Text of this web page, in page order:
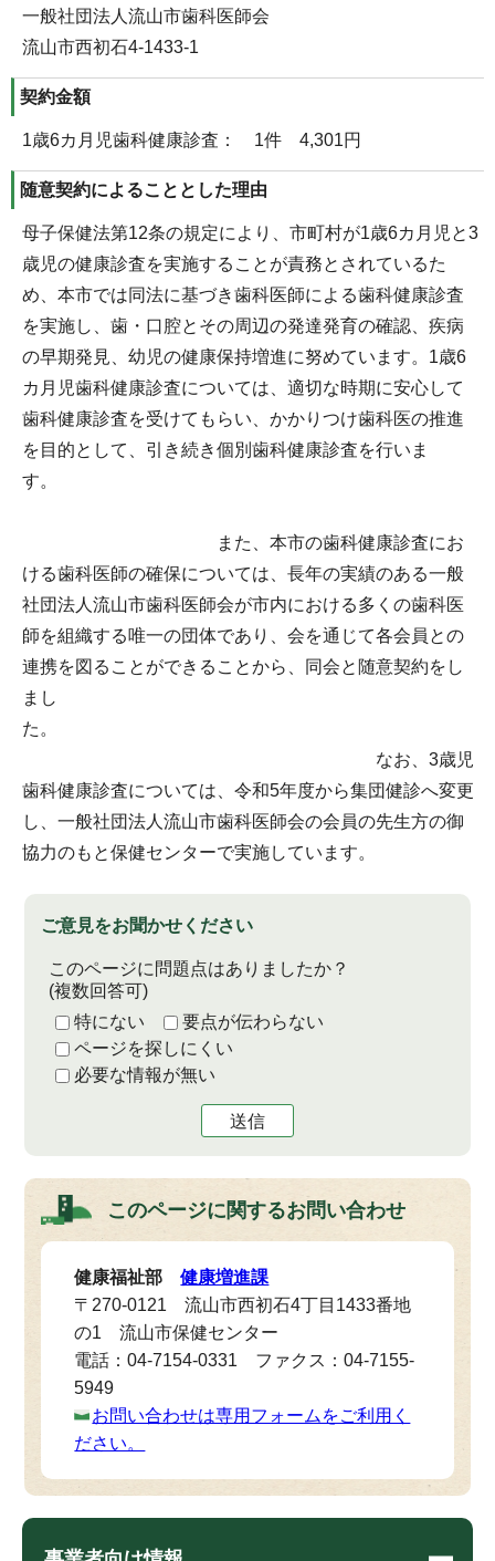
一般社団法人流山市歯科医師会
流山市西初石4-1433-1
契約金額
1歳6カ月児歯科健康診査： 1件 4,301円
随意契約によることとした理由
母子保健法第12条の規定により、市町村が1歳6カ月児と3
歳児の健康診査を実施することが責務とされているた
め、本市では同法に基づき歯科医師による歯科健康診査
を実施し、歯・口腔とその周辺の発達発育の確認、疾病
の早期発見、幼児の健康保持増進に努めています。1歳6
カ月児歯科健康診査については、適切な時期に安心して
歯科健康診査を受けてもらい、かかりつけ歯科医の推進
を目的として、引き続き個別歯科健康診査を行いま
す。
また、本市の歯科健康診査にお
ける歯科医師の確保については、長年の実績のある一般
社団法人流山市歯科医師会が市内における多くの歯科医
師を組織する唯一の団体であり、会を通じて各会員との
連携を図ることができることから、同会と随意契約をし
まし
た。
なお、3歳児
歯科健康診査については、令和5年度から集団健診へ変更
し、一般社団法人流山市歯科医師会の会員の先生方の御
協力のもと保健センターで実施しています。
ご意見をお聞かせください
このページに問題点はありましたか？
(複数回答可)
特にない
要点が伝わらない
ページを探しにくい
必要な情報が無い
送信
このページに関するお問い合わせ
健康福祉部健康増進課
〒270-0121 流山市西初石4丁目1433番地
の1 流山市保健センター
電話：04-7154-0331 ファクス：04-7155-
5949
お問い合わせは専用フォームをご利用く
ださい。